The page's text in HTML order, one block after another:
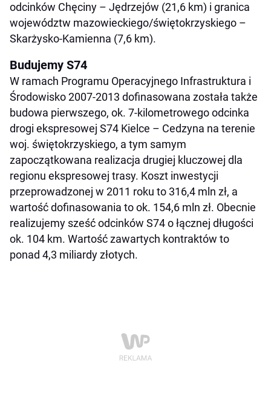
odcinków Chęciny – Jędrzejów (21,6 km) i granica
województw mazowieckiego/świętokrzyskiego –
Skarżysko-Kamienna (7,6 km).
Budujemy S74
W ramach Programu Operacyjnego Infrastruktura i
Środowisko 2007-2013 dofinasowana została także
budowa pierwszego, ok. 7-kilometrowego odcinka
drogi ekspresowej S74 Kielce – Cedzyna na terenie
woj. świętokrzyskiego, a tym samym
zapoczątkowana realizacja drugiej kluczowej dla
regionu ekspresowej trasy. Koszt inwestycji
przeprowadzonej w 2011 roku to 316,4 mln zł, a
wartość dofinasowania to ok. 154,6 mln zł. Obecnie
realizujemy sześć odcinków S74 o łącznej długości
ok. 104 km. Wartość zawartych kontraktów to
ponad 4,3 miliardy złotych.